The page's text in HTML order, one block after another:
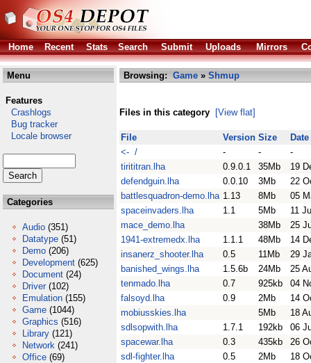
Home Recent Stats Search Submit Uploads Mirrors
Menu
Features
Crashlogs
Bug tracker
Locale browser
Categories
Audio (351)
Datatype (51)
Demo (206)
Development (625)
Document (24)
Driver (102)
Emulation (155)
Game (1044)
Graphics (516)
Library (121)
Network (241)
Office (69)
Browsing: Game » Shmup
Files in this category [View flat]
File Version Size
Date
<- /
- -
-
tirititran.lha
0.9.0.1 35Mb
19
defendguin.lha
0.0.10 3Mb
22
battlesquadron-demo.lha 1.13 8Mb
05
spaceinvaders.lha
1.1 5Mb
11
mace_demo.lha
38Mb
25
1941-extremedx.lha
1.1.1 48Mb
14
insanerz_shooter.lha
0.5 11Mb
29
banished_wings.lha
1.5.6b 24Mb
25
tenmado.lha
0.7 925kb
04
falsoyd.lha
0.9 2Mb
14
mobiusskies.lha
5Mb
18
sdlsopwith.lha
1.7.1 192kb
06
spacewar.lha
0.3 435kb
26
sdl-fighter.lha
0.5 2Mb
18